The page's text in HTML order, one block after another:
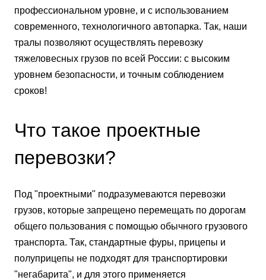
профессиональном уровне, и с использованием
современного, технологичного автопарка. Так, наши
тралы позволяют осуществлять перевозку
тяжеловесных грузов по всей России: с высоким
уровнем безопасности, и точным соблюдением
сроков!
Что такое проектные
перевозки?
Под "проектными" подразумеваются перевозки
грузов, которые запрещено перемещать по дорогам
общего пользования с помощью обычного грузового
транспорта. Так, стандартные фуры, прицепы и
полуприцепы не подходят для транспортировки
"негабарита", и для этого применяется